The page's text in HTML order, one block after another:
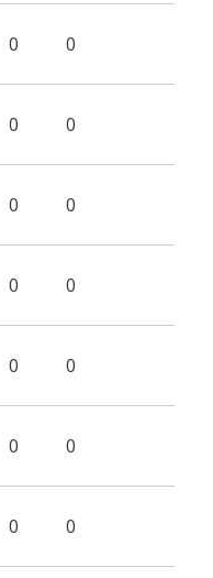
0 0
0 0
0 0
0 0
0 0
0 0
0 0